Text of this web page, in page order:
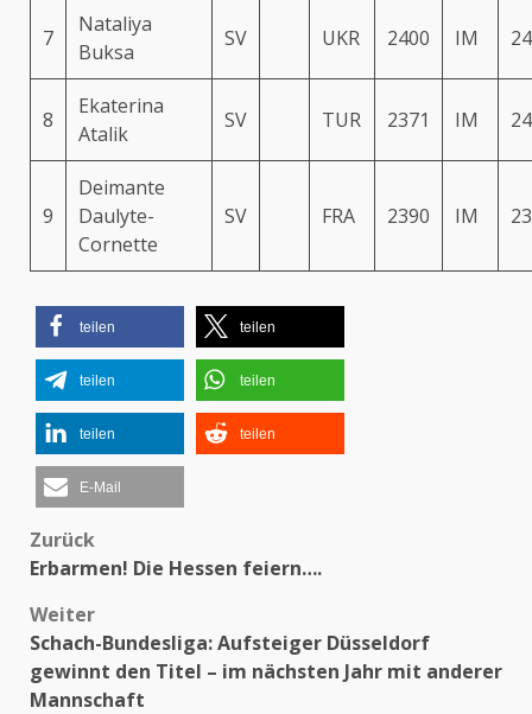
7
Nataliya
Buksa
SV UKR 2400 IM
8
Ekaterina
Atalik
SV TUR 2371 IM
9
Deimante
Daulyte-
Cornette
SV FRA 2390 IM
teilen teilen
teilen teilen
teilen teilen
E-Mail
Beitragsnavigation
Zurück
Erbarmen! Die Hessen feiern….
Weiter
Schach-Bundesliga: Aufsteiger Düsseldorf
gewinnt den Titel – im nächsten Jahr mit anderer
Mannschaft